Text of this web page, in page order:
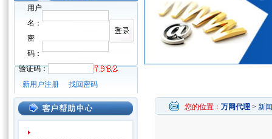
用户
名：
密
码：
验证码：
新用户注册
找回密码
您的位置： 万网代理 > 新